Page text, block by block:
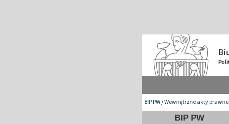
BIP PW/Wewnętrzne akty prawne
BIP PW